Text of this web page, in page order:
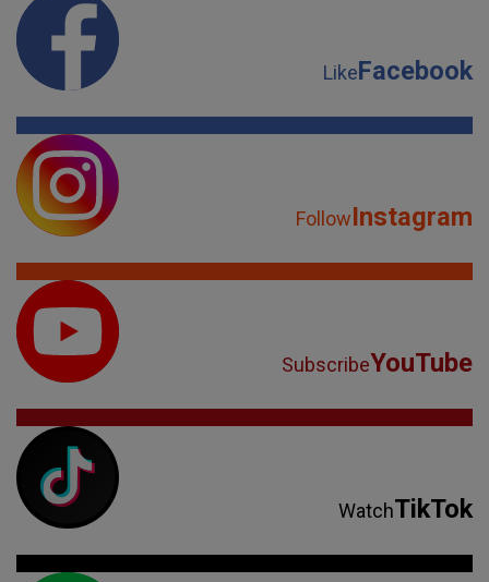
LikeFacebook
FollowInstagram
SubscribeYouTube
WatchTikTok